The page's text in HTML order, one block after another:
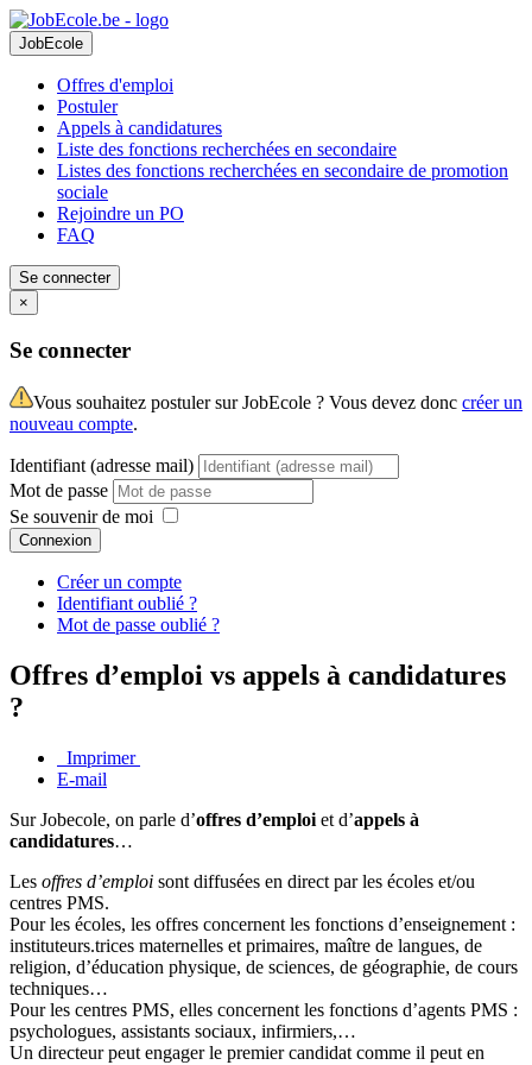
JobEcole
Offres d'emploi
Postuler
Appels à candidatures
Liste des fonctions recherchées en secondaire
Listes des fonctions recherchées en secondaire de promotion
sociale
Rejoindre un PO
FAQ
Se connecter
×
Se connecter
Vous souhaitez postuler sur JobEcole ? Vous devez donc créer un
nouveau compte.
Identifiant (adresse mail)
Mot de passe
Se souvenir de moi
Connexion
Créer un compte
Identifiant oublié ?
Mot de passe oublié ?
Offres d’emploi vs appels à candidatures
?
Imprimer
E-mail
Sur Jobecole, on parle d’offres d’emploi et d’appels à
candidatures…
Les offres d’emploi sont diffusées en direct par les écoles et/ou
centres PMS.
Pour les écoles, les offres concernent les fonctions d’enseignement :
instituteurs.trices maternelles et primaires, maître de langues, de
religion, d’éducation physique, de sciences, de géographie, de cours
techniques…
Pour les centres PMS, elles concernent les fonctions d’agents PMS :
psychologues, assistants sociaux, infirmiers,…
Un directeur peut engager le premier candidat comme il peut en